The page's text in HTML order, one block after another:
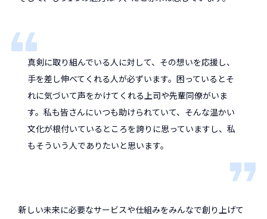
真剣に取り組んでいる人に対して、その想いを応援し、
手を差し伸べてくれる人が必ずいます。困っているとそ
れに気づいて声をかけてくれる上司や先輩同僚がいま
す。私も皆さんにいつも助けられていて、そんな温かい
文化が根付いているところを誇りに思っていますし、私
もそういう人でありたいと思います。
新しい未来に必要なサービスや仕組みをみんなで創り上げて